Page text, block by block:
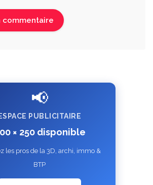
📢
ESPACE PUBLICITAIRE
× 250 disponible
les pros de la 3D, archi, immo &
BTP